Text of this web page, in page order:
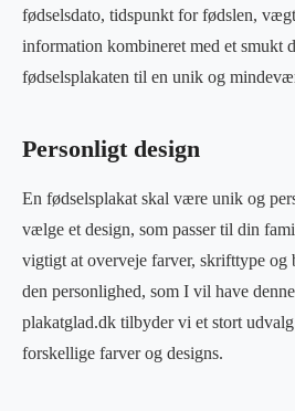
fødselsdato, tidspunkt for fødslen,
information kombineret med et smukt
fødselsplakaten til en unik og
Personligt design
En fødselsplakat skal være unik og
vælge et design, som passer til din
vigtigt at overveje farver, skrifttype og
den personlighed, som I vil have
plakatglad.dk tilbyder vi et stort
forskellige farver og designs.